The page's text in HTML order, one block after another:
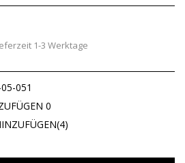
1-3 Werktage
051
0
(4)